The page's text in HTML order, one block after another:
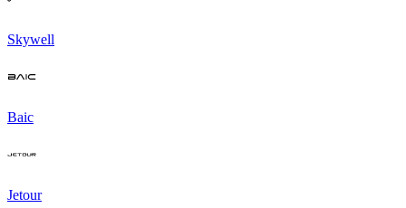
Skywell
Baic
Jetour